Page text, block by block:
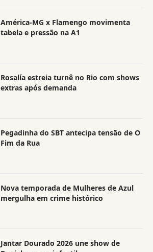
América-MG x Flamengo movimenta
tabela e pressão na A1
Rosalía estreia turnê no Rio com shows
extras após demanda
Pegadinha do SBT antecipa tensão de O
Fim da Rua
Nova temporada de Mulheres de Azul
mergulha em crime histórico
Jantar Dourado 2026 une show de